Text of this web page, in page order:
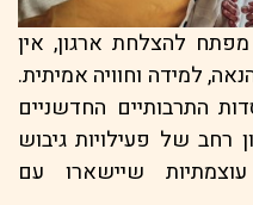
להצלחת ארגון, אין
למידה וחוויה אמיתית.
התרבותיים החדשניים
רחב של פעילויות גיבוש
עוצמתיות שיישארו עם